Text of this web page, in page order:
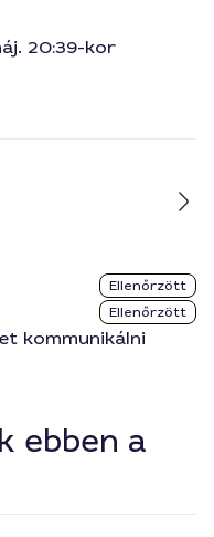
20:39-kor
Ellenőrzött
Ellenőrzött
kommunikálni
ebben a